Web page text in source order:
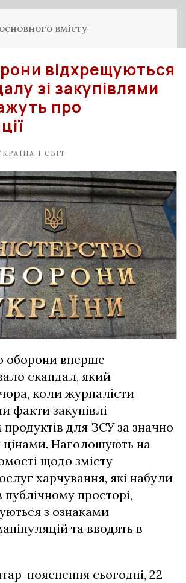
вмісту
відхрещуються
зі закупівлями
про
І СВІТ
оборони вперше
скандал, який
коли журналісти
факти закупівлі
для ЗСУ за значно
Наголошують на
щодо змісту
харчування, які набули
просторі,
з ознаками
та вводять в
пояснення сьогодні, 22